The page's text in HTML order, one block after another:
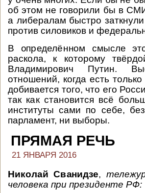
об этом не говорили бы в
а либералам быстро
против силовиков и
В определённом смысле
раскола, к которому
Владимирович Путин.
отношений, когда есть
добивается того, что его
так как становится всё
институты сами по себе,
парламент, ни выборы.
ПРЯМАЯ РЕЧЬ
21 ЯНВАРЯ 2016
Николай Сванидзе,
человека при президенте РФ: